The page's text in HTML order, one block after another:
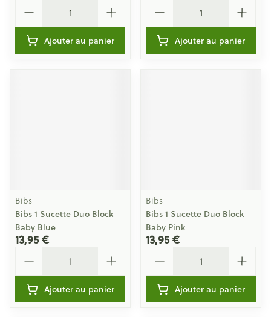
Ajouter au panier Ajouter au panier
Bibs
Bibs 1 Sucette Duo Block
Baby Blue
13,95 €
Ajouter au panier
Bibs
Bibs 1 Sucette Duo Block
Baby Pink
13,95 €
Ajouter au panier